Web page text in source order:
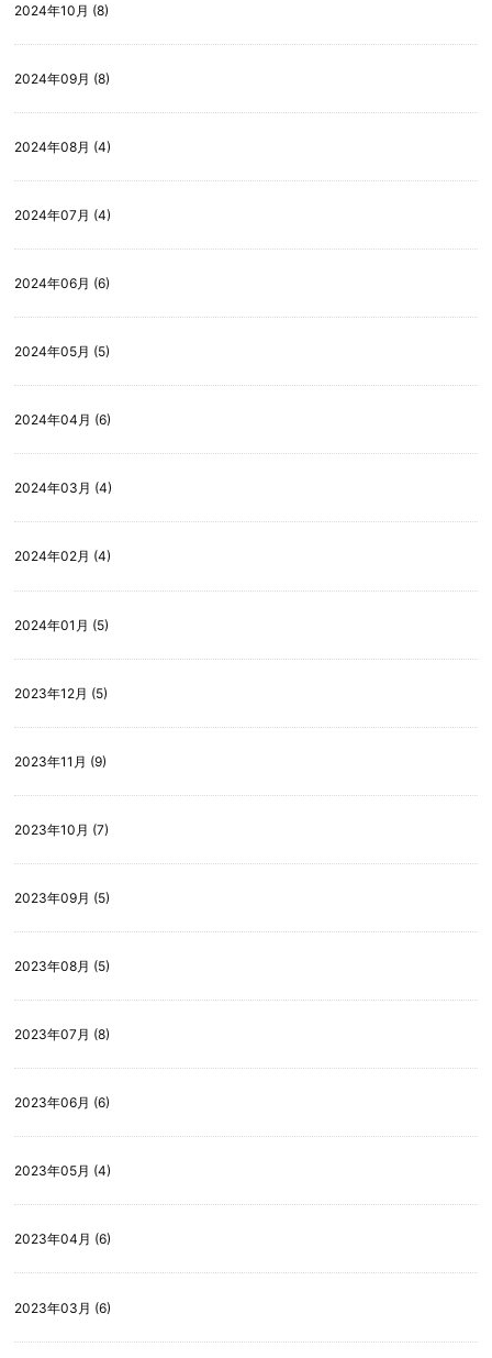
2024年10月 (8)
2024年09月 (8)
2024年08月 (4)
2024年07月 (4)
2024年06月 (6)
2024年05月 (5)
2024年04月 (6)
2024年03月 (4)
2024年02月 (4)
2024年01月 (5)
2023年12月 (5)
2023年11月 (9)
2023年10月 (7)
2023年09月 (5)
2023年08月 (5)
2023年07月 (8)
2023年06月 (6)
2023年05月 (4)
2023年04月 (6)
2023年03月 (6)